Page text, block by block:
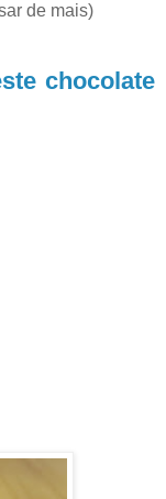
de mais)
chocolate